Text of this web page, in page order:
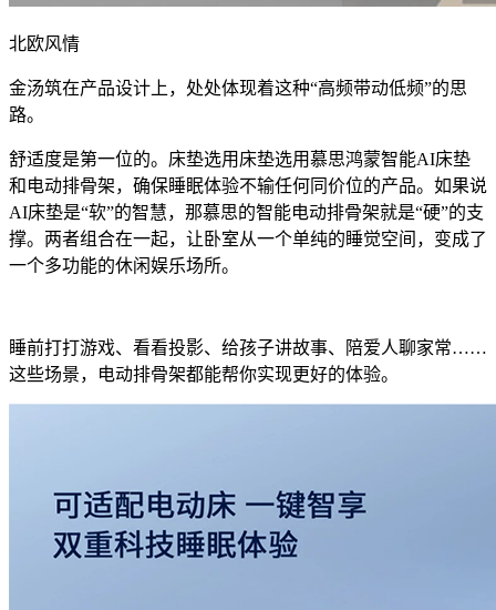
北欧风情
金汤筑在产品设计上，处处体现着这种“高频带动低频”的思
路。
舒适度是第一位的。床垫选用床垫选用慕思鸿蒙智能AI床垫
和电动排骨架，确保睡眠体验不输任何同价位的产品。如果说
AI床垫是“软”的智慧，那慕思的智能电动排骨架就是“硬”的支
撑。两者组合在一起，让卧室从一个单纯的睡觉空间，变成了
一个多功能的休闲娱乐场所。
睡前打打游戏、看看投影、给孩子讲故事、陪爱人聊家常……
这些场景，电动排骨架都能帮你实现更好的体验。